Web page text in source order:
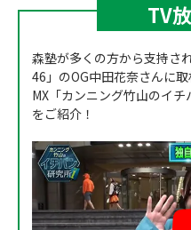
TV
森塾が多くの方から支持さ
46」のOG中田花奈さんに
MX「カンニング竹山のイ
をご紹介！